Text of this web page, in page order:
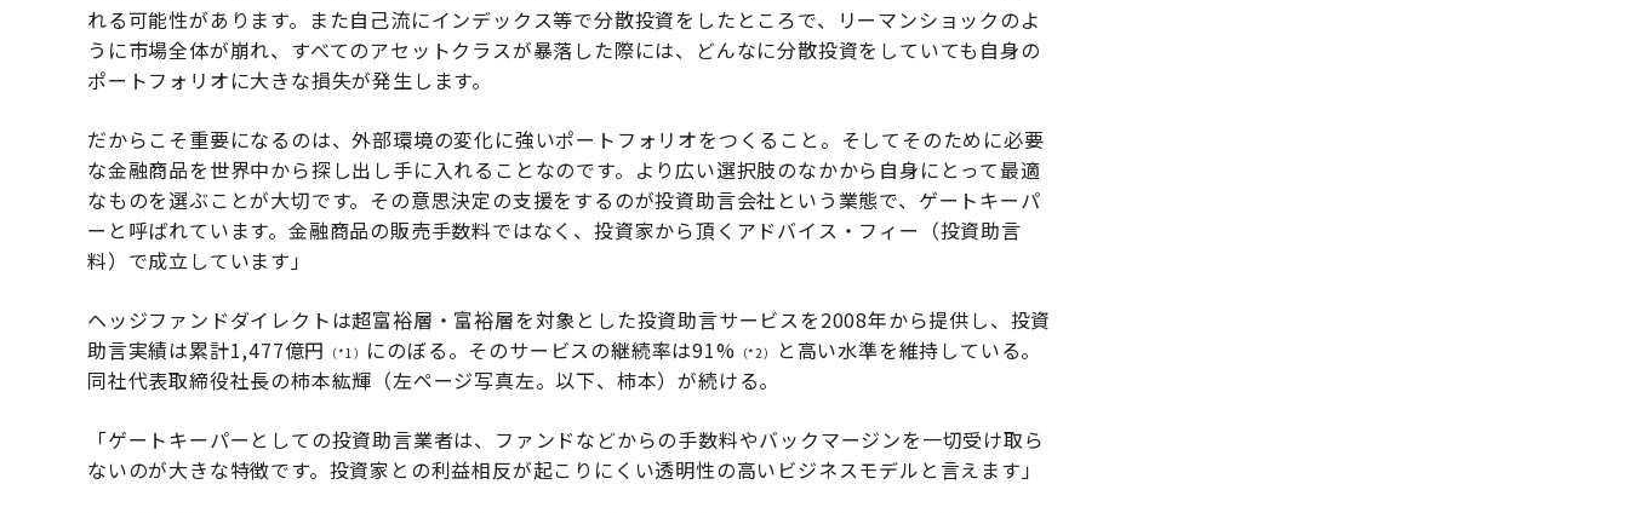
れる可能性があります。また自己流にインデックス等で分散投資をしたところで、リーマンショックのよ
うに市場全体が崩れ、すべてのアセットクラスが暴落した際には、どんなに分散投資をしていても自身の
ポートフォリオに大きな損失が発生します。
だからこそ重要になるのは、外部環境の変化に強いポートフォリオをつくること。そしてそのために必要
な金融商品を世界中から探し出し手に入れることなのです。より広い選択肢のなかから自身にとって最適
なものを選ぶことが大切です。その意思決定の支援をするのが投資助言会社という業態で、ゲートキーパ
ーと呼ばれています。金融商品の販売手数料ではなく、投資家から頂くアドバイス・フィー（投資助言
料）で成立しています」
ヘッジファンドダイレクトは超富裕層・富裕層を対象とした投資助言サービスを2008年から提供し、投資
助言実績は累計1,477億円 （*1） にのぼる。そのサービスの継続率は91% （*2）
と高い水準を維持している。
同社代表取締役社長の柿本紘輝（左ページ写真左。以下、柿本）が続ける。
「ゲートキーパーとしての投資助言業者は、ファンドなどからの手数料やバックマージンを一切受け取ら
ないのが大きな特徴です。投資家との利益相反が起こりにくい透明性の高いビジネスモデルと言えます」